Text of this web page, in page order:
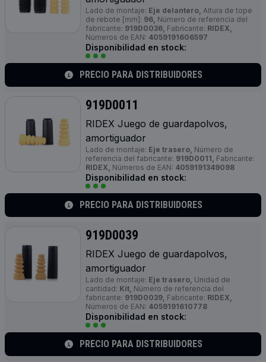
Lado de montaje: Eje delantero, Altura de tope
de rebote [mm]: 96, Número de referencia del
fabricante: 919D0036, Fabricante: RIDEX,
Números de EAN: 4059191606597
Disponibilidad en stock:
PRECIO PARA DISTRIBUIDORES
919D0011
RIDEX Juego de guardapolvos,
amortiguador
Lado de montaje: Eje trasero, Número de
referencia del fabricante: 919D0011, Fabricante:
RIDEX, Números de EAN: 4059191349098
Disponibilidad en stock:
PRECIO PARA DISTRIBUIDORES
919D0039
RIDEX Juego de guardapolvos,
amortiguador
Lado de montaje: Eje trasero, Unidad de
cantidad: Kit, Número de referencia del
fabricante: 919D0039, Fabricante: RIDEX,
Números de EAN: 4059191610778
Disponibilidad en stock:
PRECIO PARA DISTRIBUIDORES